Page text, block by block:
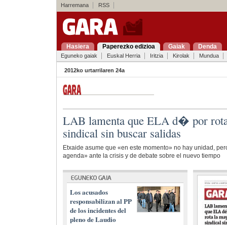
Harremana RSS
Hasiera Paperezko edizioa Gaiak Denda
Eguneko gaiak Euskal Herria Iritzia Kirolak Mundua
2012ko urtarrilaren 24a
LAB lamenta que ELA d� por
sindical sin buscar salidas
Etxaide asume que «en este momento» no hay unidad,
agenda» ante la crisis y de debate sobre el nuevo tiempo
Los acusados
responsabilizan al PP
de los incidentes del
pleno de Laudio